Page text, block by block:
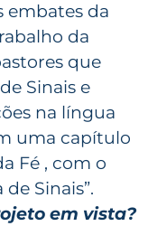
embates da
da
que
Sinais e
na língua
uma capítulo
Fé , com o
Sinais”.
em vista?